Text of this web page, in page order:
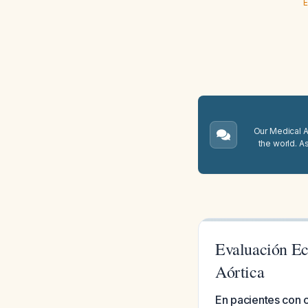
Our Medical
the world.
Evaluación
Aórtica
En pacientes con